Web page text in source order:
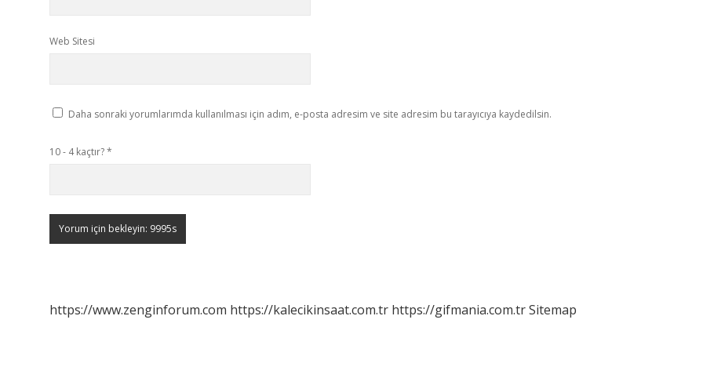
Web Sitesi
Daha sonraki yorumlarımda kullanılması için adım, e-posta adresim ve site adresim bu tarayıcıya kaydedilsin.
10 - 4 kaçtır?*
https://www.zenginforum.com https://kalecikinsaat.com.tr https://gifmania.com.trSitemap